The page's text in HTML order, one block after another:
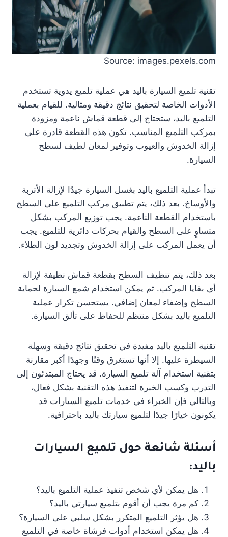
Source: images.pexels.com
تقنية تلميع السيارة باليد هي عملية تلميع يدوية تستخدم
الأدوات الخاصة لتحقيق نتائج دقيقة ومثالية. للقيام بعملية
التلميع باليد، ستحتاج إلى قطعة قماش ناعمة ومزودة
بمركب التلميع المناسب. تكون هذه القطعة قادرة على
إزالة الخدوش والعيوب وتوفير لمعان لطيف لسطح
السيارة.
تبدأ عملية التلميع باليد بغسل السيارة جيدًا لإزالة الأتربة
والأوساخ. بعد ذلك، يتم تطبيق مركب التلميع على السطح
باستخدام القطعة الناعمة. يجب توزيع المركب بشكل
متساوٍ على السطح والقيام بحركات دائرية للتلميع. يجب
أن يعمل المركب على إزالة الخدوش وتجديد لون الطلاء.
بعد ذلك، يتم تنظيف السطح بقطعة قماش نظيفة لإزالة
أي بقايا المركب. ثم يمكن استخدام شمع السيارة لحماية
السطح وإضفاء لمعان إضافي. يستحسن تكرار عملية
التلميع باليد بشكل منتظم للحفاظ على تألق السيارة.
تقنية التلميع باليد مفيدة في تحقيق نتائج دقيقة وسهلة
السيطرة عليها. إلا أنها تستغرق وقتًا وجهدًا أكبر مقارنة
بتقنية استخدام آلة تلميع السيارة. قد يحتاج المبتدئون إلى
التدرب وكسب الخبرة لتنفيذ هذه التقنية بشكل فعال،
وبالتالي فإن الخبراء في خدمات تلميع السيارات قد
يكونون خيارًا جيدًا لتلميع سيارتك باليد باحترافية.
أسئلة شائعة حول تلميع السيارات
باليد:
هل يمكن لأي شخص تنفيذ عملية التلميع باليد؟
كم مرة يجب أن أقوم بتلميع سيارتي باليد؟
هل يؤثر التلميع المتكرر بشكل سلبي على السيارة؟
هل يمكن استخدام أدوات فرشاة خاصة في التلميع